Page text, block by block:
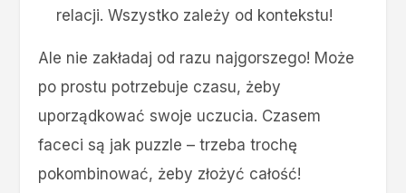
relacji. Wszystko zależy od kontekstu!
Ale nie zakładaj od razu najgorszego! Może
po prostu potrzebuje czasu, żeby
uporządkować swoje uczucia. Czasem
faceci są jak puzzle – trzeba trochę
pokombinować, żeby złożyć całość!